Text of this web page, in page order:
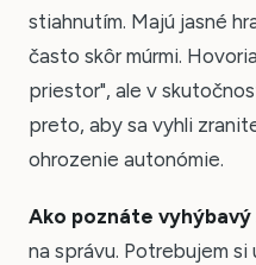
stiahnutím. Majú jasné
často skôr múrmi.
priestor", ale v
preto, aby sa vyhli
ohrozenie autonómie.
Ako poznáte vyhýbavý
na správu. Potrebujem